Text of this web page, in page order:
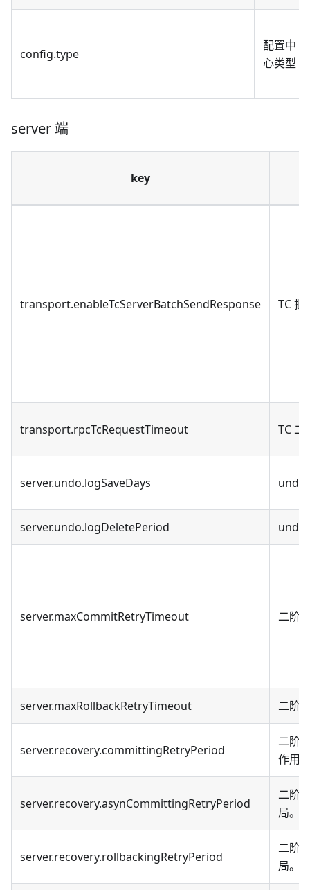
config.type
配置中
心类型
server 端
key
transport.enableTcServerBatchSendResponse TC 批
transport.rpcTcRequestTimeout TC 二
server.undo.logSaveDays undo
server.undo.logDeletePeriod undo
server.maxCommitRetryTimeout 二阶
server.maxRollbackRetryTimeout 二阶
server.recovery.committingRetryPeriod
二阶
作用
server.recovery.asynCommittingRetryPeriod
二阶
局。
server.recovery.rollbackingRetryPeriod
二阶
局。